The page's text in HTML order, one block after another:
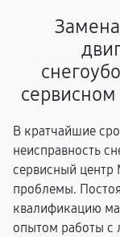
В кратчайшие
неисправность
сервисный центр
проблемы.
квалификацию
опытом работы с